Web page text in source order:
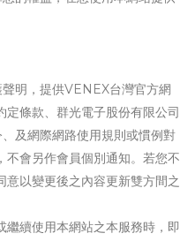
明，提供VENEX台灣官方網
條款、群光電子股份有限公司
及網際網路使用規則或慣例對
會另作會員個別通知。若您不
以變更後之內容更新雙方間之
續使用本網站之本服務時，即